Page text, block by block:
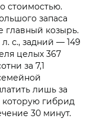
стоимостью.
запаса
главный козырь.
с., задний — 149
целых 367
за 7,1
лишь за
которую гибрид
30 минут.